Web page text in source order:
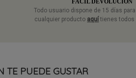
FÁCIL DEVOLUCIÓN
Todo usuario dispone de 15 días
cualquier producto aquí tienes todos
TE PUEDE GUSTAR